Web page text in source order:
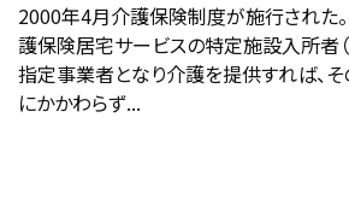
2000年4月介護保険制度が施行された
護保険居宅サービスの特定施設入所者
指定事業者となり介護を提供すれば、
にかかわらず...